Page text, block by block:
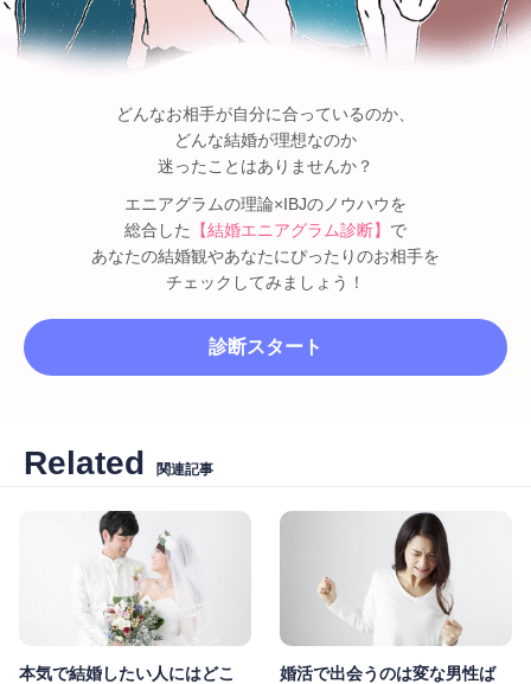
どんなお相手が自分に合っているのか、
どんな結婚が理想なのか
迷ったことはありませんか？
エニアグラムの理論×IBJのノウハウを
総合した
【結婚エニアグラム診断】 で
あなたの結婚観やあなたにぴったりのお相手を
チェックしてみましょう！
診断スタート
Related 関連記事
本気で結婚したい人にはどこ
婚活で出会うのは変な男性ば